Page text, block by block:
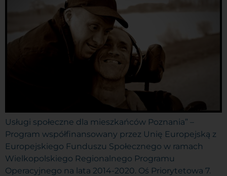
Usługi społeczne dla mieszkańców Poznania” –
Program współfinansowany przez Unię Europejską z
Europejskiego Funduszu Społecznego w ramach
Wielkopolskiego Regionalnego Programu
Operacyjnego na lata 2014-2020. Oś Priorytetowa 7.